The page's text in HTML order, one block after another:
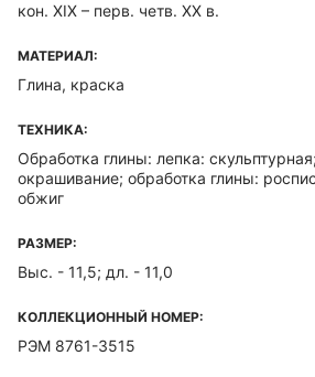
кон. XIX – перв. четв. XX в.
МАТЕРИАЛ:
Глина, краска
ТЕХНИКА:
Обработка глины: лепка:
окрашивание; обработка глины:
обжиг
РАЗМЕР:
Выс. - 11,5; дл. - 11,0
КОЛЛЕКЦИОННЫЙ НОМЕР:
РЭМ 8761-3515